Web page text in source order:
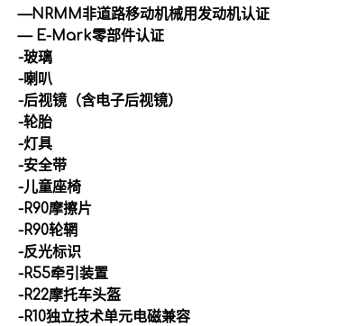
—NRMM非道路移动机械用发动机认证
— E-Mark零部件认证
-玻璃
-喇叭
-后视镜（含电子后视镜）
-轮胎
-灯具
-安全带
-儿童座椅
-R90摩擦片
-R90轮辋
-反光标识
-R55牵引装置
-R22摩托车头盔
-R10独立技术单元电磁兼容